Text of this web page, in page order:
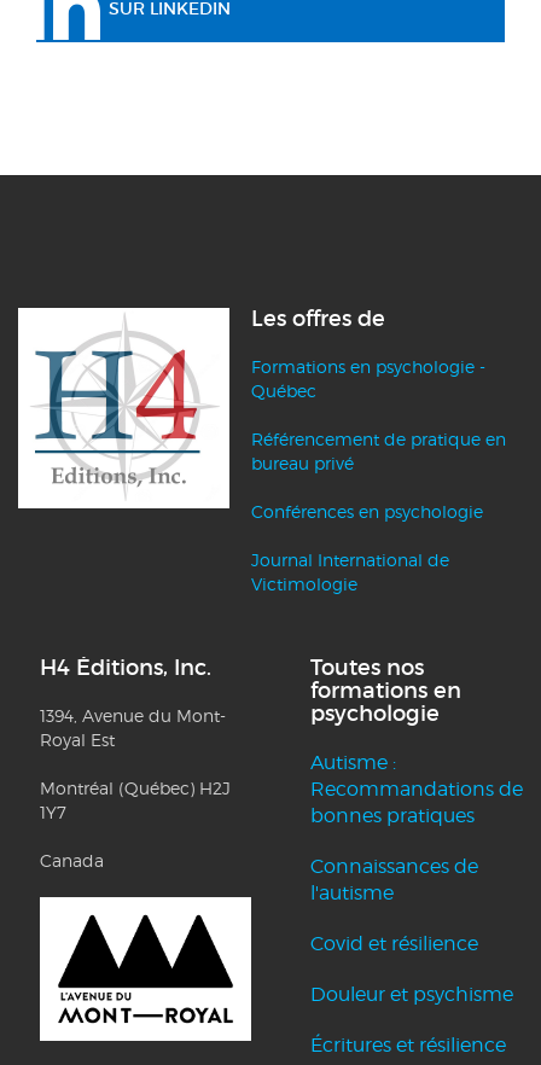
SUR LINKEDIN
Les offres de
Formations en psychologie -
Québec
Référencement de pratique en
bureau privé
Conférences en psychologie
Journal International de
Victimologie
H4 Éditions, Inc.
1394, Avenue du Mont-
Royal Est
Montréal (Québec) H2J
1Y7
Canada
Toutes nos
formations en
psychologie
Autisme :
Recommandations de
bonnes pratiques
Connaissances de
l'autisme
Covid et résilience
Douleur et psychisme
Écritures et résilience